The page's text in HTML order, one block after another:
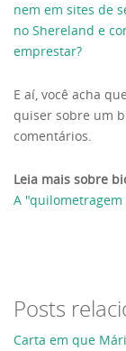
nem em sites de
no Shereland e
emprestar?
E aí, você acha
quiser sobre um
comentários.
Leia mais sobre
A
Posts
Carta em que